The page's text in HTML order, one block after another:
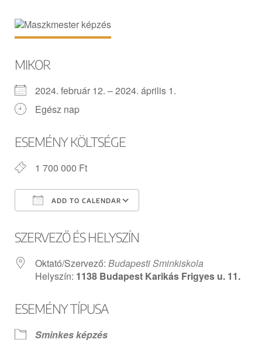
MIKOR
2024. február 12. – 2024. április 1.
Egész nap
ESEMÉNY KÖLTSÉGE
1 700 000 Ft
ADD TO CALENDAR
SZERVEZŐ ÉS HELYSZÍN
Oktató/Szervező: Budapesti Sminkiskola
Helyszín: 1138 Budapest Karikás Frigyes u. 11.
ESEMÉNY TÍPUSA
Sminkes képzés